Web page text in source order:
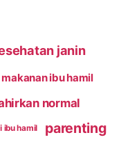
janin
makanan ibu hamil
normal
ibu hamil parenting